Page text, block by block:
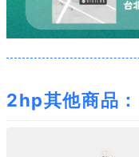
2hp其他商品：